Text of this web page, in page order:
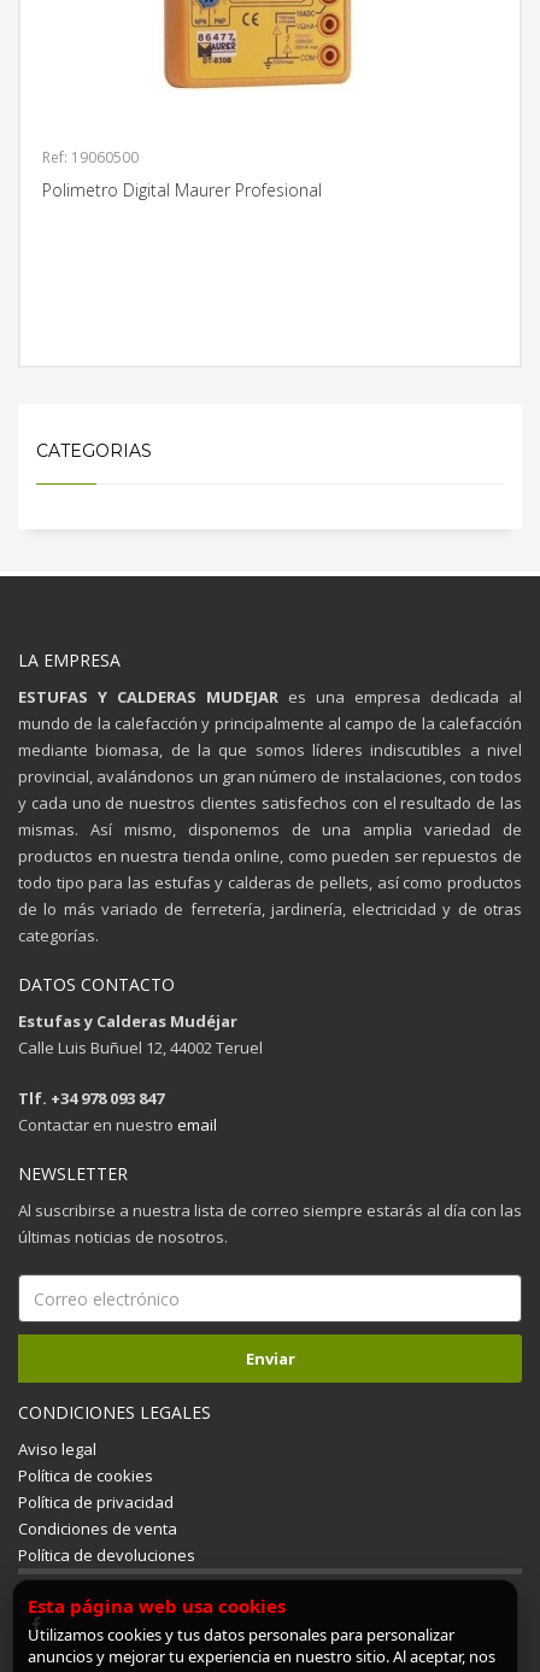
Ref: 19060500
Polimetro Digital Maurer Profesional
CATEGORIAS
LA EMPRESA
ESTUFAS Y CALDERAS MUDEJAR es una empresa dedicada al
mundo de la calefacción y principalmente al campo de la calefacción
mediante biomasa, de la que somos líderes indiscutibles a nivel
provincial, avalándonos un gran número de instalaciones, con todos
y cada uno de nuestros clientes satisfechos con el resultado de las
mismas. Así mismo, disponemos de una amplia variedad de
productos en nuestra tienda online, como pueden ser repuestos de
todo tipo para las estufas y calderas de pellets, así como productos
de lo más variado de ferretería, jardinería, electricidad y de otras
categorías.
DATOS CONTACTO
Estufas y Calderas Mudéjar
Calle Luis Buñuel 12, 44002 Teruel
Tlf. +34 978 093 847
Contactar en nuestro email
NEWSLETTER
Al suscribirse a nuestra lista de correo siempre estarás al día con las
últimas noticias de nosotros.
CONDICIONES LEGALES
Aviso legal
Política de cookies
Política de privacidad
Condiciones de venta
Política de devoluciones
Esta página web usa cookies
Utilizamos cookies y tus datos personales para personalizar
anuncios y mejorar tu experiencia en nuestro sitio. Al aceptar, nos